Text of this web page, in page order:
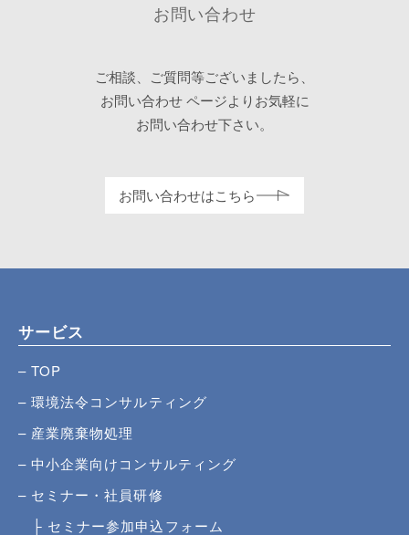
お問い合わせ
ご相談、ご質問等ございましたら、
お問い合わせページよりお気軽に
お問い合わせ下さい。
お問い合わせはこちら
サービス
TOP
環境法令コンサルティング
産業廃棄物処理
中小企業向けコンサルティング
セミナー・社員研修
セミナー参加申込フォーム